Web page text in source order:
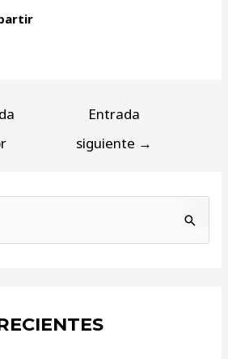
Entrada
siguiente →